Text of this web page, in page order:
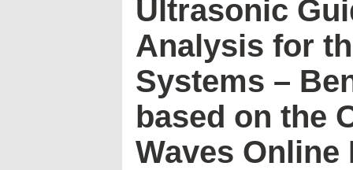
Ultrasonic
Analysis for
Systems –
based on the
Waves Online